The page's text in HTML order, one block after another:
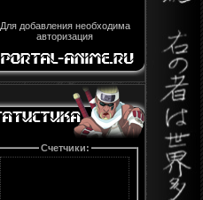
Для добавления необходима
авторизация
Счетчики: